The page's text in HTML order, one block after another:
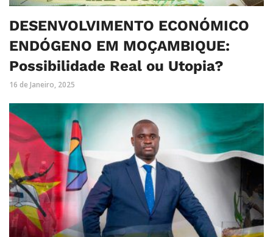
DESENVOLVIMENTO ECONÓMICO
ENDÓGENO EM MOÇAMBIQUE:
Possibilidade Real ou Utopia?
16 de Janeiro, 2025